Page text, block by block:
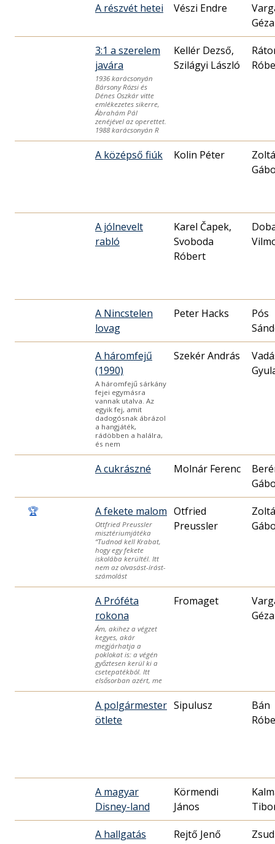
A részvét hetei Vészi Endre
Géza
3:1 a szerelem
javára
1936 karácsonyán
Bársony Rózsi és
Dénes Oszkár vitte
emlékezetes sikerre,
Ábrahám Pál
zenéjével az operettet.
1988 karácsonyán R
Kellér Dezső,
Szilágyi László
A középső fiúk Kolin Péter
A jólnevelt
rabló
Karel Čapek,
Svoboda
Róbert
A Nincstelen
lovag
Peter Hacks
Pós
A háromfejű
(1990)
A háromfejű sárkány
fejei egymásra
vannak utalva. Az
egyik fej, amit
dadogósnak ábrázol
a hangjáték,
rádöbben a halálra,
és nem
Szekér András
A cukrászné Molnár Ferenc
🏆 A fekete malom
Ottfried Preussler
misztériumjátéka
“Tudnod kell Krabat,
hogy egy fekete
iskolába kerültél. Itt
nem az olvasást-írást-
számolást
Otfried
Preussler
A Próféta
rokona
Ám, akihez a végzet
kegyes, akár
megjárhatja a
poklokat is: a végén
győztesen kerül ki a
csetepatékból. Itt
elsősorban azért, me
Fromaget
Géza
A polgármester
ötlete
Sipulusz
Bán
A magyar
Disney-land
Körmendi
János
A hallgatás Rejtő Jenő